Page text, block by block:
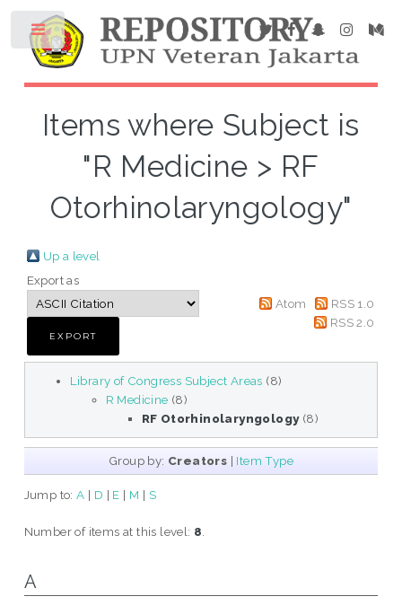
Items where Subject is
"R Medicine > RF
Otorhinolaryngology"
Up a level
Export as
Atom
RSS 1.0
RSS 2.0
Library of Congress Subject Areas (8)
R Medicine (8)
RF Otorhinolaryngology(8)
Group by: Creators | Item Type
Jump to:A | D | E | M | S
Number of items at this level: 8
A